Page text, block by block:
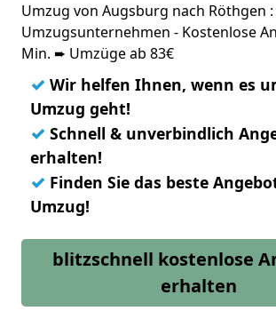
Umzug von Augsburg nach Röthgen :
Umzugsunternehmen - Kostenlose
Min. ➨ Umzüge ab 83€
✓ Wir helfen Ihnen, wenn es
Umzug geht!
✓ Schnell & unverbindlich
erhalten!
✓ Finden Sie das beste
Umzug!
blitzschnell kostenlose
erhalten